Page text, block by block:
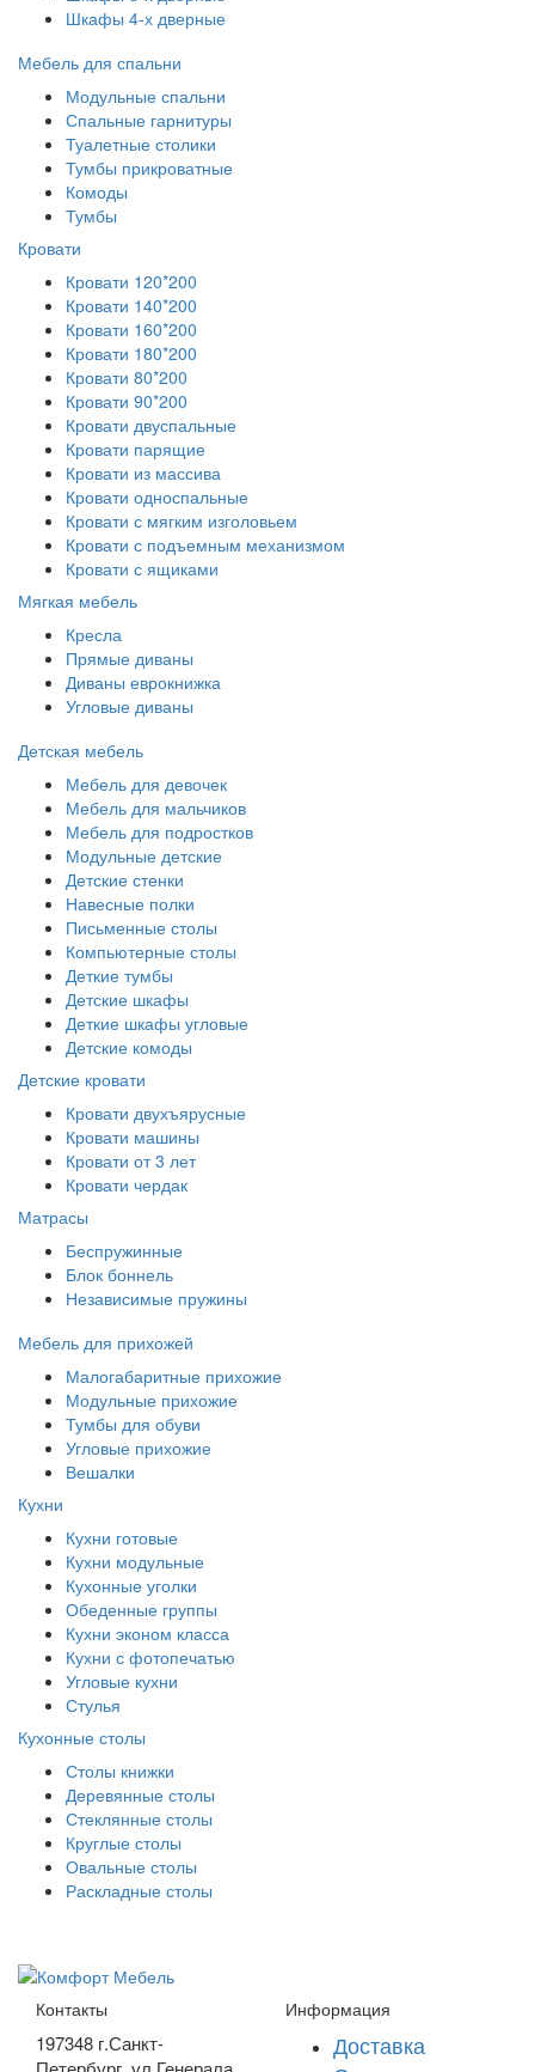
Шкафы 4-х дверные
Мебель для спальни
Модульные спальни
Спальные гарнитуры
Туалетные столики
Тумбы прикроватные
Комоды
Тумбы
Кровати
Кровати 120*200
Кровати 140*200
Кровати 160*200
Кровати 180*200
Кровати 80*200
Кровати 90*200
Кровати двуспальные
Кровати парящие
Кровати из массива
Кровати односпальные
Кровати с мягким изголовьем
Кровати с подъемным механизмом
Кровати с ящиками
Мягкая мебель
Кресла
Прямые диваны
Диваны еврокнижка
Угловые диваны
Детская мебель
Мебель для девочек
Мебель для мальчиков
Мебель для подростков
Модульные детские
Детские стенки
Навесные полки
Письменные столы
Компьютерные столы
Деткие тумбы
Детские шкафы
Деткие шкафы угловые
Детские комоды
Детские кровати
Кровати двухъярусные
Кровати машины
Кровати от 3 лет
Кровати чердак
Матрасы
Беспружинные
Блок боннель
Независимые пружины
Мебель для прихожей
Малогабаритные прихожие
Модульные прихожие
Тумбы для обуви
Угловые прихожие
Вешалки
Кухни
Кухни готовые
Кухни модульные
Кухонные уголки
Обеденные группы
Кухни эконом класса
Кухни с фотопечатью
Угловые кухни
Стулья
Кухонные столы
Столы книжки
Деревянные столы
Стеклянные столы
Круглые столы
Овальные столы
Раскладные столы
Контакты
197348 г.Санкт-
Информация
Доставка